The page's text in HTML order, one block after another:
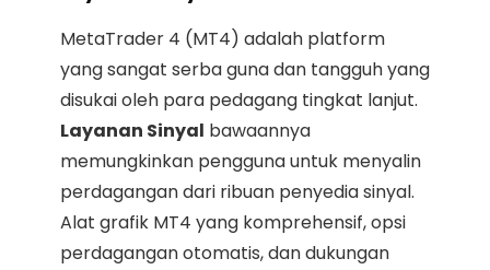
MetaTrader 4 (MT4) adalah platform
yang sangat serba guna dan tangguh yang
disukai oleh para pedagang tingkat lanjut.
Layanan Sinyal bawaannya
memungkinkan pengguna untuk menyalin
perdagangan dari ribuan penyedia sinyal.
Alat grafik MT4 yang komprehensif, opsi
perdagangan otomatis, dan dukungan